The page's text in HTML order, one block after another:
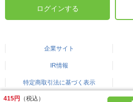
415円 （税込）
ログインする
企業サイト
IR情報
特定商取引法に基づく表示